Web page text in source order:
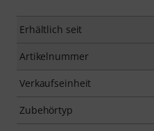
Erhältlich seit
Artikelnummer
Verkaufseinheit
Zubehörtyp